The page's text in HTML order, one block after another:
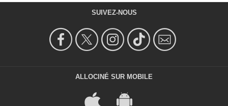
SUIVEZ-NOUS
ALLOCINÉ SUR MOBILE